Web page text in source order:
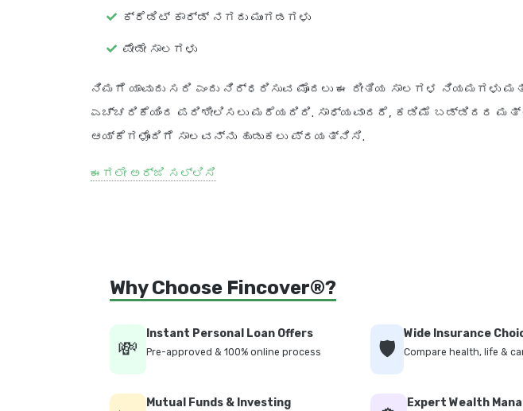
ಕ್ರೆಡಿಟ್ ಕಾರ್ಡ್ ನಗದು ಮುಂಗಡಗಳು
ಪೇಡೇ ಸಾಲಗಳು
ನಿಮಗೆ ಯಾವುದು ಸರಿ ಎಂದು ನಿರ್ಧರಿಸುವ ಮೊದಲು ಈ ರೀತಿಯ ಸಾಲಗಳ ನಿಯಮಗಳು
ಎಚ್ಚರಿಕೆಯಿಂದ ಪರಿಶೀಲಿಸಲು ಮರೆಯದಿರಿ. ಸಾಧ್ಯವಾದರೆ, ಕಡಿಮೆ ಬಡ್ಡಿದರ ಮತ್ತು
ಆಯ್ಕೆಗಳೊಂದಿಗೆ ಸಾಲವನ್ನು ಹುಡುಕಲು ಪ್ರಯತ್ನಿಸಿ.
ಈಗಲೇ ಅರ್ಜಿ ಸಲ್ಲಿಸಿ
Why Choose Fincover®?
💸
Instant Personal Loan Offers
Pre-approved & 100% online process 🛡️
Wide Insurance
Compare health, life &
Mutual Funds & Investing Expert Wealth